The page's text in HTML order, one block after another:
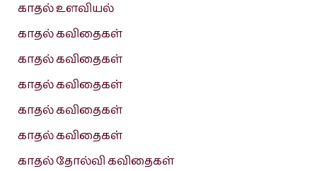
காதல் உளவியல்
காதல் கவிதைகள்
காதல் கவிதைகள்
காதல் கவிதைகள்
காதல் கவிதைகள்
காதல் கவிதைகள்
காதல் தோல்வி கவிதைகள்